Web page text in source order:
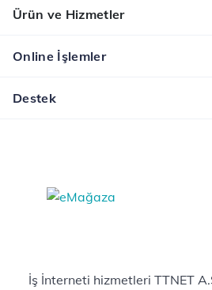
Ürün ve Hizmetler
Online İşlemler
Destek
İş İnterneti hizmetleri TTNET